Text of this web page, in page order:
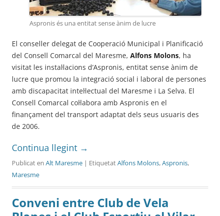
Aspronis és una entitat sense ànim de lucre
El conseller delegat de Cooperació Municipal i Planificació
del Consell Comarcal del Maresme, Alfons Molons, ha
visitat les instal·lacions d’Aspronis, entitat sense ànim de
lucre que promou la integració social i laboral de persones
amb discapacitat intel·lectual del Maresme i La Selva. El
Consell Comarcal col·labora amb Aspronis en el
finançament del transport adaptat dels seus usuaris des
de 2006.
Continua llegint →
Publicat en Alt Maresme | EtiquetatAlfons Molons,Aspronis,
Maresme
Conveni entre Club de Vela